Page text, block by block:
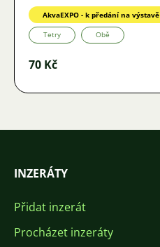
AkvaEXPO - k předání na výstavě
Tetry Obě
70 Kč
INZERÁTY
Přidat inzerát
Procházet inzeráty